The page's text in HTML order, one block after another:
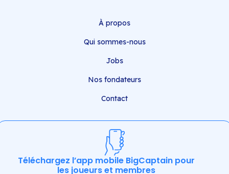
À propos
Qui sommes-nous
Jobs
Nos fondateurs
Contact
Téléchargez l’app mobile BigCaptain pour
les joueurs et membres